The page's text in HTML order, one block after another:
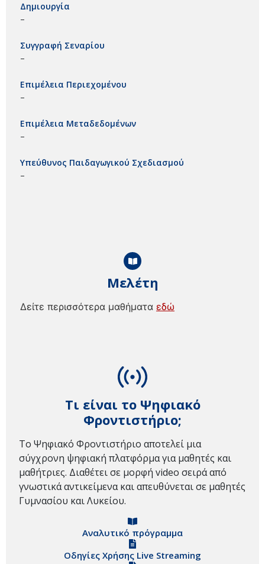
Τι είναι το Ψηφιακό
Φροντιστήριο;
Το Ψηφιακό Φροντιστήριο αποτελεί μια
σύγχρονη ψηφιακή πλατφόρμα για μαθητές και
μαθήτριες. Διαθέτει σε μορφή video σειρά από
γνωστικά αντικείμενα και απευθύνεται σε μαθητές
Γυμνασίου και Λυκείου.
Αναλυτικό πρόγραμμα
Οδηγίες Χρήσης Live Streaming
Μελέτη
Δείτε περισσότερα μαθήματα εδώ
Δημιουργία
–
Συγγραφή Σεναρίου
–
Επιμέλεια Περιεχομένου
–
Επιμέλεια Μεταδεδομένων
–
Υπεύθυνος Παιδαγωγικού Σχεδιασμού
–